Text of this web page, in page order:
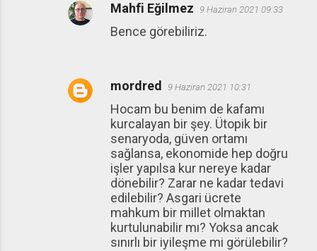
Mahfi Eğilmez
9 Haziran 2021 09:33
Bence görebiliriz.
mordred 9 Haziran 2021 10:31
Hocam bu benim de kafamı
kurcalayan bir şey. Ütopik bir
senaryoda, güven ortamı
sağlansa, ekonomide hep doğru
işler yapılsa kur nereye kadar
dönebilir? Zarar ne kadar tedavi
edilebilir? Asgari ücrete
mahkum bir millet olmaktan
kurtulunabilir mı? Yoksa ancak
sınırlı bir iyileşme mi görülebilir?